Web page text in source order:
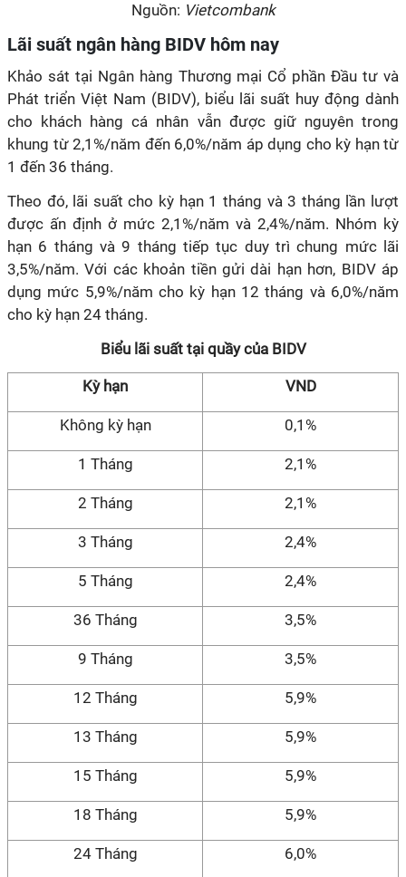
Nguồn: Vietcombank
Lãi suất ngân hàng BIDV hôm nay
Khảo sát tại Ngân hàng Thương mại Cổ phần Đầu tư và
Phát triển Việt Nam (BIDV), biểu lãi suất huy động dành
cho khách hàng cá nhân vẫn được giữ nguyên trong
khung từ 2,1%/năm đến 6,0%/năm áp dụng cho kỳ hạn từ
1 đến 36 tháng.
Theo đó, lãi suất cho kỳ hạn 1 tháng và 3 tháng lần lượt
được ấn định ở mức 2,1%/năm và 2,4%/năm. Nhóm kỳ
hạn 6 tháng và 9 tháng tiếp tục duy trì chung mức lãi
3,5%/năm. Với các khoản tiền gửi dài hạn hơn, BIDV áp
dụng mức 5,9%/năm cho kỳ hạn 12 tháng và 6,0%/năm
cho kỳ hạn 24 tháng.
Biểu lãi suất tại quầy của BIDV
Kỳ hạn VND
Không kỳ hạn 0,1%
1 Tháng 2,1%
2 Tháng 2,1%
3 Tháng 2,4%
5 Tháng 2,4%
36 Tháng 3,5%
9 Tháng 3,5%
12 Tháng 5,9%
13 Tháng 5,9%
15 Tháng 5,9%
18 Tháng 5,9%
24 Tháng 6,0%